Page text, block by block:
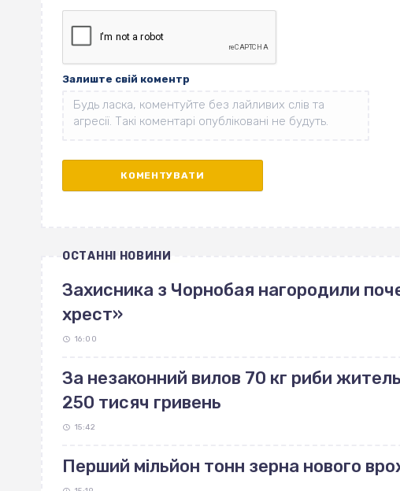
Залиште свій коментр
ОСТАННІ НОВИНИ
Захисника з Чорнобая нагородили
хрест»
16:00
За незаконний вилов 70 кг риби
250 тисяч гривень
15:42
Перший мільйон тонн зерна нового